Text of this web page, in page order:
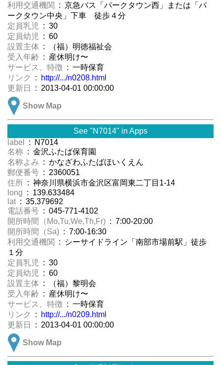
利用交通機関
: 京急バス「パークタウン西」または「パ
ークタウン中央」下車 徒歩４分
定員乳児
: 30
定員幼児
: 60
設置主体 : （福）明徳福祉会
受入年齢 : 産休明け〜
サービス、特徴 : 一時保育
リンク
:
http://.../n0208.html
更新日
: 2013-04-01 00:00:00
Show Map
See "N7014" in Apps
label
: N7014
名称 : 金沢ふたば保育園
名称よみ : かなざわふたばほいくえん
郵便番号 : 2360051
住所 : 神奈川県横浜市金沢区富岡東二丁目1-14
long : 139.633484
lat : 35.379692
電話番号 : 045-771-4102
開所時間（Mo,Tu,We,Th,Fr) : 7:00-20:00
開所時間（Sa) : 7:00-16:30
利用交通機関
: シーサイドライン「南部市場前駅」徒歩
１分
定員乳児
: 30
定員幼児
: 60
設置主体 : （福）黎明会
受入年齢 : 産休明け〜
サービス、特徴 : 一時保育
リンク
:
http://.../n0209.html
更新日
: 2013-04-01 00:00:00
Show Map